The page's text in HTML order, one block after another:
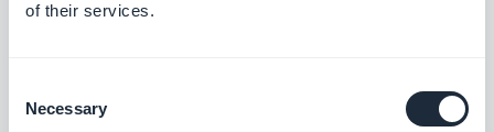
of their services.
Selection
Necessary
Utilizza l'anteprima per controllarne il risultato e